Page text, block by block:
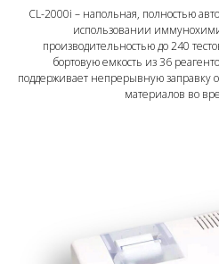
CL-2000i – напольная, полностью
использовании
производительностью до 240
бортовую емкость из 36
поддерживает непрерывную заправку
материалов во